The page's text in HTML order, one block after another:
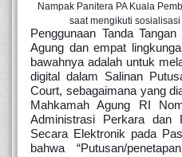
Nampak Panitera PA Kuala
saat mengikuti
Penggunaan Tanda
Agung dan empat
bawahnya adalah untuk
digital dalam Salinan
Court, sebagaimana yang
Mahkamah Agung RI
Administrasi Perkara dan
Secara Elektronik pada
bahwa “Putusan/